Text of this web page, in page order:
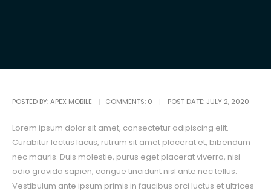
POSTED BY:APEX MOBILE COMMENTS: 0 POST DATE:JULY 2, 2020
Lorem ipsum dolor sit amet, consectetur adipiscing elit.
Curabitur lectus lacus, rutrum sit amet placerat et, bibendum
nec mauris. Duis molestie, purus eget placerat viverra, nisi
odio gravida sapien, congue tincidunt nisl ante nec tellus.
Vestibulum ante ipsum primis in faucibus orci luctus et ultrices